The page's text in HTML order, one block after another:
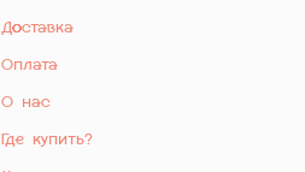
Доставка
Оплата
О нас
Где купить?